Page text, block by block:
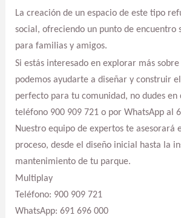
La creación de un espacio de este tipo
social, ofreciendo un punto de encuentro
para familias y amigos.
Si estás interesado en explorar más sobre
podemos ayudarte a diseñar y construir
perfecto para tu comunidad, no dudes en
teléfono 900 909 721 o por WhatsApp al
Nuestro equipo de expertos te asesorará
proceso, desde el diseño inicial hasta la
mantenimiento de tu parque.
Multiplay
Teléfono: 900 909 721
WhatsApp: 691 696 000